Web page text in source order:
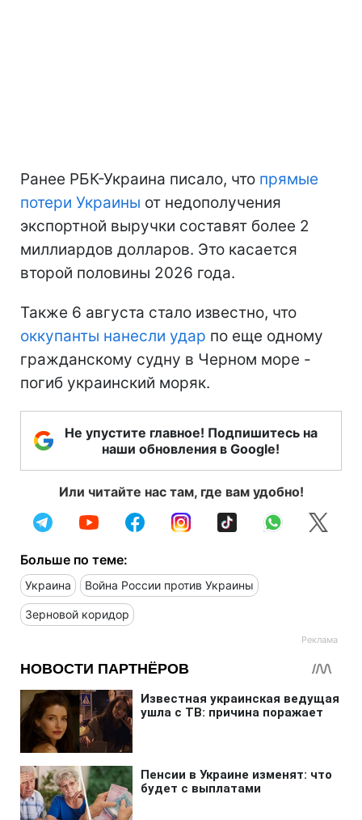
Ранее РБК-Украина писало, что прямые
потери Украины от недополучения
экспортной выручки составят более 2
миллиардов долларов. Это касается
второй половины 2026 года.
Также 6 августа стало известно, что
оккупанты нанесли удар по еще одному
гражданскому судну в Черном море -
погиб украинский моряк.
Не упустите главное! Подпишитесь на
наши обновления в Google!
Или читайте нас там, где вам удобно!
Больше по теме:
Украина Война России против Украины
Зерновой коридор